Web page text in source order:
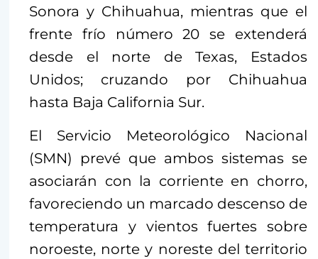
Sonora y Chihuahua, mientras que el
frente frío número 20 se extenderá
desde el norte de Texas, Estados
Unidos; cruzando por Chihuahua
hasta Baja California Sur.
El Servicio Meteorológico Nacional
(SMN) prevé que ambos sistemas se
asociarán con la corriente en chorro,
favoreciendo un marcado descenso de
temperatura y vientos fuertes sobre
noroeste, norte y noreste del territorio